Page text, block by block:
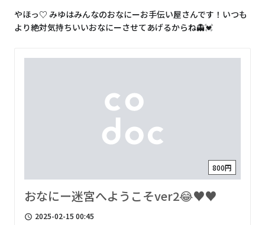
やほっ♡ みゆはみんなのおなにーお手伝い屋さんです！いつも
より絶対気持ちいいおなにーさせてあげるからね👻💓
800円
おなにー迷宮へようこそver2😂♥♥
access_time 2025-02-15 00:45